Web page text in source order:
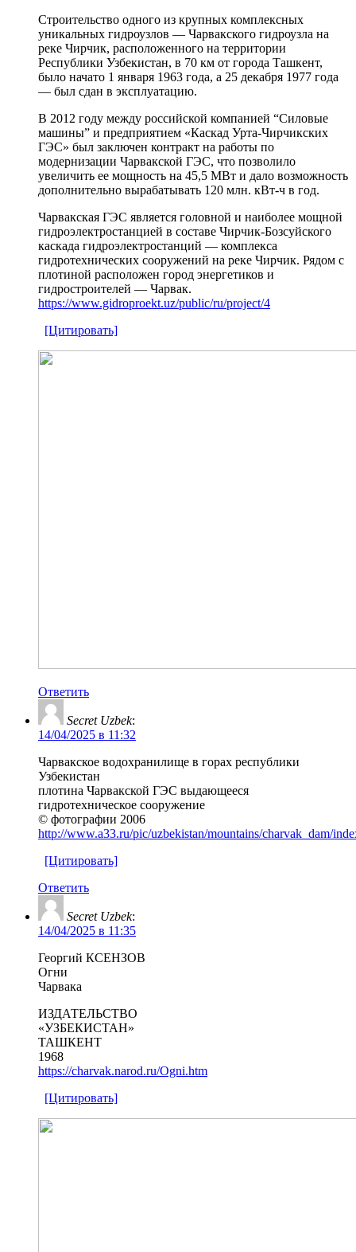
Строительство одного из крупных комплексных
уникальных гидроузлов — Чарвакского гидроузла на
реке Чирчик, расположенного на территории
Республики Узбекистан, в 70 км от города Ташкент,
было начато 1 января 1963 года, а 25 декабря 1977 года
— был сдан в эксплуатацию.
В 2012 году между российской компанией “Силовые
машины” и предприятием «Каскад Урта-Чирчикских
ГЭС» был заключен контракт на работы по
модернизации Чарвакской ГЭС, что позволило
увеличить ее мощность на 45,5 МВт и дало возможность
дополнительно вырабатывать 120 млн. кВт-ч в год.
Чарвакская ГЭС является головной и наиболее мощной
гидроэлектростанцией в составе Чирчик-Бозсуйского
каскада гидроэлектростанций — комплекса
гидротехнических сооружений на реке Чирчик. Рядом с
плотиной расположен город энергетиков и
гидростроителей — Чарвак.
https://www.gidroproekt.uz/public/ru/project/4
[Цитировать]
Ответить
Secret Uzbek:
14/04/2025 в 11:32
Чарвакское водохранилище в горах республики
Узбекистан
плотина Чарвакской ГЭС выдающееся
гидротехническое сооружение
© фотографии 2006
http://www.a33.ru/pic/uzbekistan/mountains/charvak_dam/
[Цитировать]
Ответить
Secret Uzbek:
14/04/2025 в 11:35
Георгий КСЕНЗОВ
Огни
Чарвака
ИЗДАТЕЛЬСТВО
«УЗБЕКИСТАН»
ТАШКЕНТ
1968
https://charvak.narod.ru/Ogni.htm
[Цитировать]